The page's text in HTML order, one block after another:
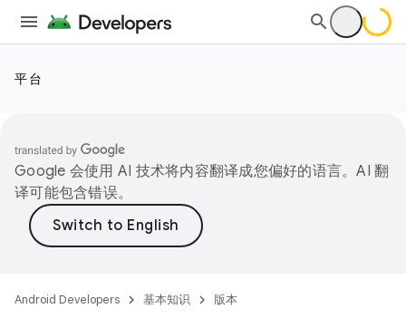
平台
Google 会使用 AI 技术将内容翻译成您偏好的语言。AI 翻
译可能包含错误。
Android Developers 基本知识 版本